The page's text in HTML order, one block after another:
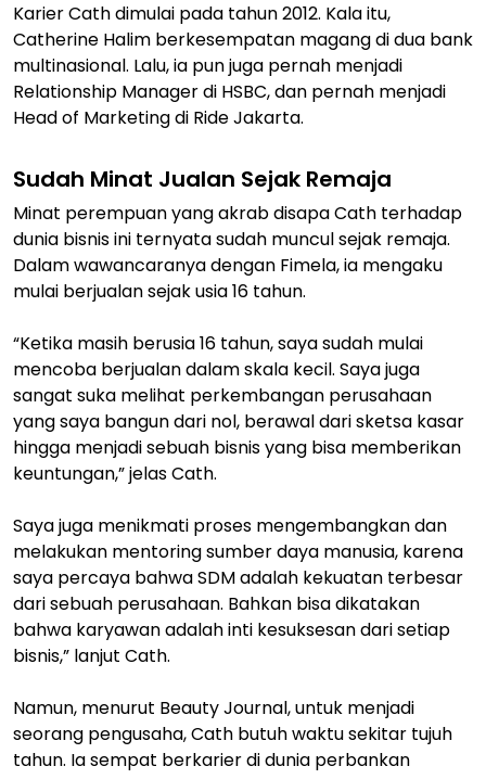
Karier Cath dimulai pada tahun 2012. Kala itu,
Catherine Halim berkesempatan magang di dua bank
multinasional. Lalu, ia pun juga pernah menjadi
Relationship Manager di HSBC, dan pernah menjadi
Head of Marketing di Ride Jakarta.
Sudah Minat Jualan Sejak Remaja
Minat perempuan yang akrab disapa Cath terhadap
dunia bisnis ini ternyata sudah muncul sejak remaja.
Dalam wawancaranya dengan Fimela, ia mengaku
mulai berjualan sejak usia 16 tahun.
“Ketika masih berusia 16 tahun, saya sudah mulai
mencoba berjualan dalam skala kecil. Saya juga
sangat suka melihat perkembangan perusahaan
yang saya bangun dari nol, berawal dari sketsa kasar
hingga menjadi sebuah bisnis yang bisa memberikan
keuntungan,” jelas Cath.
Saya juga menikmati proses mengembangkan dan
melakukan mentoring sumber daya manusia, karena
saya percaya bahwa SDM adalah kekuatan terbesar
dari sebuah perusahaan. Bahkan bisa dikatakan
bahwa karyawan adalah inti kesuksesan dari setiap
bisnis,” lanjut Cath.
Namun, menurut Beauty Journal, untuk menjadi
seorang pengusaha, Cath butuh waktu sekitar tujuh
tahun. Ia sempat berkarier di dunia perbankan